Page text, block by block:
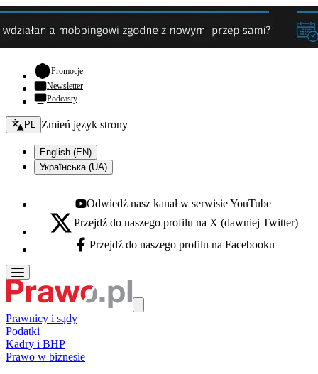
Promocje- otwiera się w nowej karcie
Newsletter
Podcasty
Zmień język - bieżący:
PL Zmień język strony
English (EN)
Українська (UA)
Youtube - otwiera się w nowej karcie
Odwiedź nasz kanał w serwisie YouTube
X - otwiera się w nowej karcie
Przejdź do naszego profilu na X (dawniej Twitter)
Facebook - otwiera się w nowej karcie
Przejdź do naszego profilu na Facebooku
Prawnicy i sądy
Podatki
Kadry i BHP
Prawo w biznesie